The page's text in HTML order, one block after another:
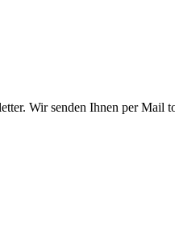
Wir senden Ihnen per Mail